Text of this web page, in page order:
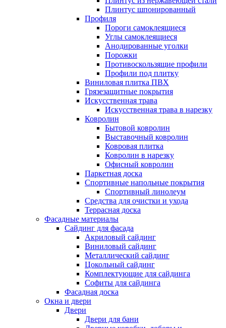
Плинтус шпонированный
Профиля
Пороги самоклеящиеся
Углы самоклеящиеся
Анодированные уголки
Порожки
Противоскользящие профили
Профили под плитку
Виниловая плитка ПВХ
Грязезащитные покрытия
Искусственная трава
Искусственная трава в нарезку
Ковролин
Бытовой ковролин
Выставочный ковролин
Ковровая плитка
Ковролин в нарезку
Офисный ковролин
Паркетная доска
Спортивные напольные покрытия
Спортивный линолеум
Средства для очистки и ухода
Террасная доска
Фасадные материалы
Сайдинг для фасада
Акриловый сайдинг
Виниловый сайдинг
Металлический сайдинг
Цокольный сайдинг
Комплектующие для сайдинга
Софиты для сайдинга
Фасадная доска
Окна и двери
Двери
Двери для бани